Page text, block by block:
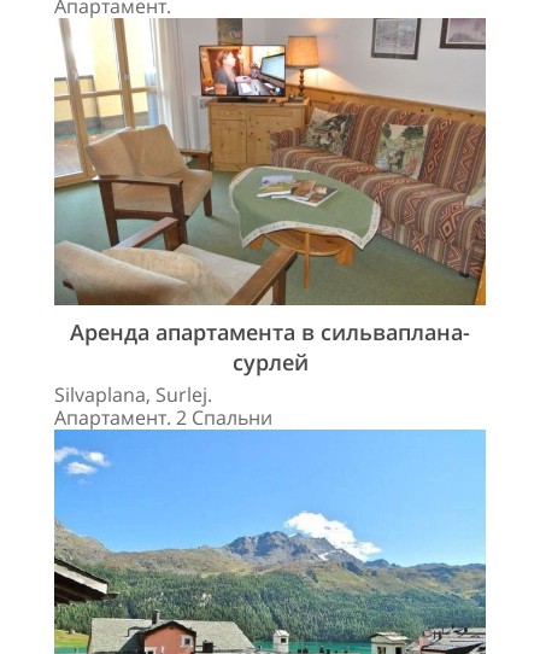
Апартамент.
Аренда апартамента в сильваплана-
сурлей
Silvaplana, Surlej.
Апартамент. 2 Спальни